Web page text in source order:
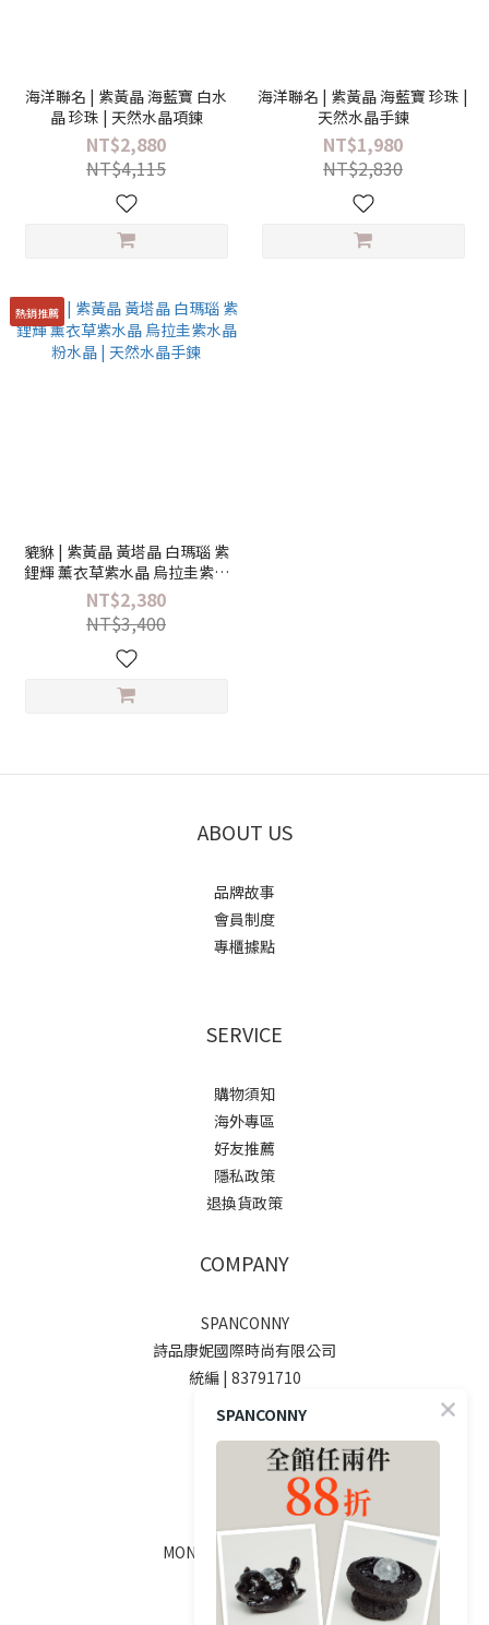
海洋聯名 | 紫黃晶 海藍寶 白水
晶 珍珠 | 天然水晶項鍊
NT$2,880
NT$4,115
海洋聯名 | 紫黃晶 海藍寶 珍珠 |
天然水晶手鍊
NT$1,980
NT$2,830
熱銷推薦
貔貅 | 紫黃晶 黃塔晶 白瑪瑙 紫
鋰輝 薰衣草紫水晶 烏拉圭紫水
晶 粉水晶 | 天然水晶手鍊
NT$2,380
NT$3,400
ABOUT US
品牌故事
會員制度
專櫃據點
SERVICE
購物須知
海外專區
好友推薦
隱私政策
退換貨政策
COMPANY
SPANCONNY
詩品康妮國際時尚有限公司
統編 | 83791710
SOCIALS
線上客服
MON - FRI / 9:00 - 18:00
SPANCONNY